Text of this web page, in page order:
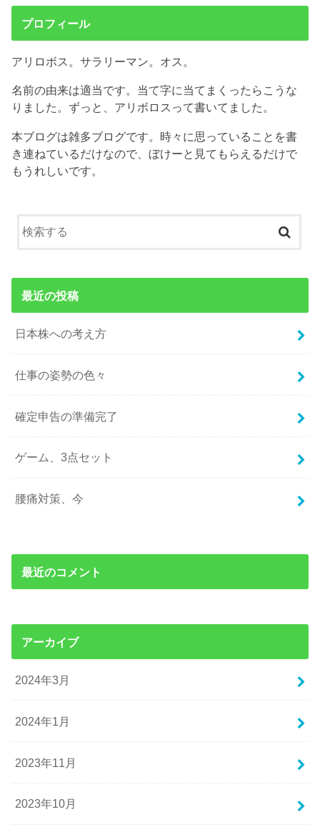
プロフィール
アリロボス。サラリーマン。オス。
名前の由来は適当です。当て字に当てまくったらこうな
りました。ずっと、アリボロスって書いてました。
本ブログは雑多ブログです。時々に思っていることを書
き連ねているだけなので、ぼけーと見てもらえるだけで
もうれしいです。
最近の投稿
日本株への考え方
仕事の姿勢の色々
確定申告の準備完了
ゲーム、3点セット
腰痛対策、今
最近のコメント
アーカイブ
2024年3月
2024年1月
2023年11月
2023年10月